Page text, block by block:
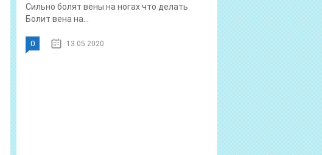
Сильно болят вены на ногах что делать
Болит вена на...
0 13.05.2020